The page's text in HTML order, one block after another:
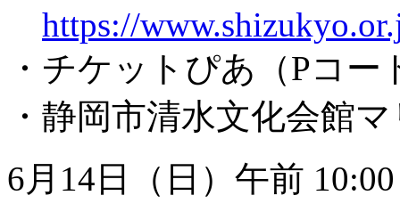
https://
・チケットぴあ（Pコー
・静岡市清水文化会館
6月14日（日）午前